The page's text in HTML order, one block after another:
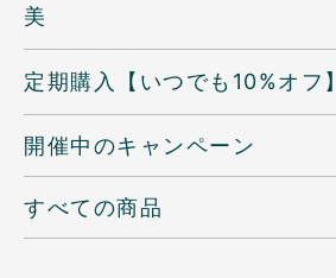
美
定期購入【いつでも10%オフ】
開催中のキャンペーン
すべての商品